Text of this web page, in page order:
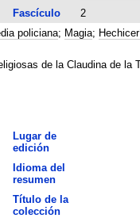
Fascículo
2
policiana; Magia;
de la Claudina de la
Lugar de
edición
Idioma del
resumen
Título de la
colección